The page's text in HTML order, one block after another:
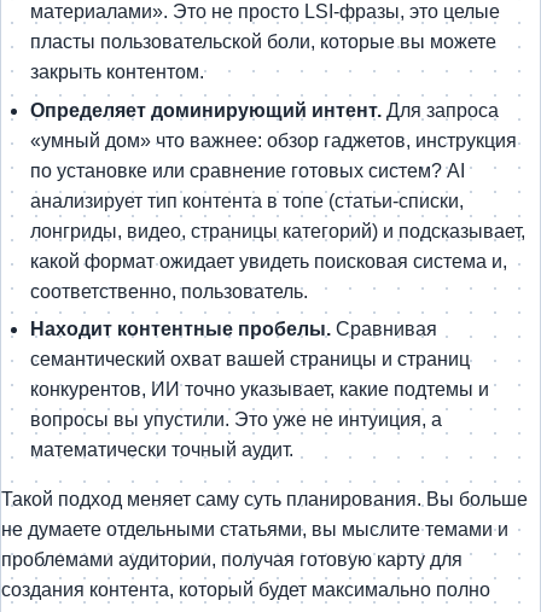
материалами». Это не просто LSI-фразы, это целые
пласты пользовательской боли, которые вы можете
закрыть контентом.
Определяет доминирующий интент. Для запроса
«умный дом» что важнее: обзор гаджетов, инструкция
по установке или сравнение готовых систем? AI
анализирует тип контента в топе (статьи-списки,
лонгриды, видео, страницы категорий) и подсказывает,
какой формат ожидает увидеть поисковая система и,
соответственно, пользователь.
Находит контентные пробелы. Сравнивая
семантический охват вашей страницы и страниц
конкурентов, ИИ точно указывает, какие подтемы и
вопросы вы упустили. Это уже не интуиция, а
математически точный аудит.
Такой подход меняет саму суть планирования. Вы больше
не думаете отдельными статьями, вы мыслите темами и
проблемами аудитории, получая готовую карту для
создания контента, который будет максимально полно